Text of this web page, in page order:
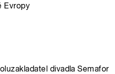
Evropy
divadla Semafor